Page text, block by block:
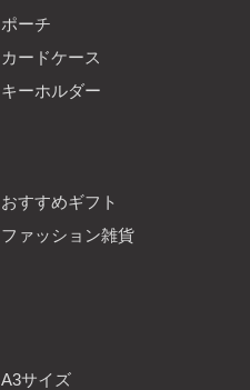
ポーチ
カードケース
キーホルダー
おすすめギフト
ファッション雑貨
A3サイズ